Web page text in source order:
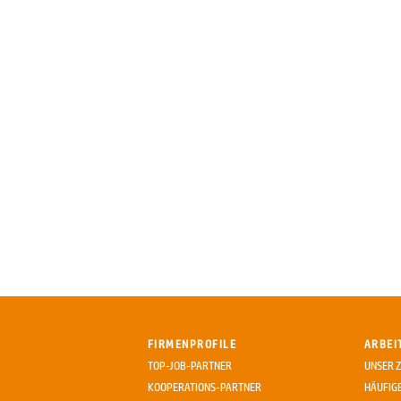
FIRMENPROFILE
TOP-JOB-PARTNER
KOOPERATIONS-PARTNER
UNSER